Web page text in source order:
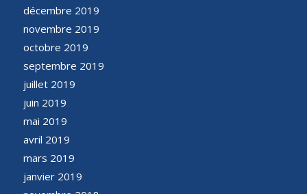
décembre 2019
novembre 2019
octobre 2019
septembre 2019
juillet 2019
juin 2019
mai 2019
avril 2019
mars 2019
janvier 2019